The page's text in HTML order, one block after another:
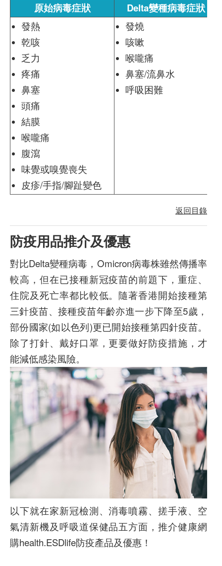
原始病毒症狀 Delta變種病毒症狀
發熱
乾咳
乏力
疼痛
鼻塞
頭痛
結膜
喉嚨痛
腹瀉
味覺或嗅覺喪失
皮疹/手指/腳趾變色
發燒
咳嗽
喉嚨痛
鼻塞/流鼻水
呼吸困難
返回目錄
防疫用品推介及優惠
對比Delta變種病毒，Omicron病毒株雖然傳播率
較高，但在已接種新冠疫苗的前題下，重症、
住院及死亡率都比較低。隨著香港開始接種第
三針疫苗、接種疫苗年齡亦進一步下降至5歲，
部份國家(如以色列)更已開始接種第四針疫苗。
除了打針、戴好口罩，更要做好防疫措施，才
能減低感染風險。
以下就在家新冠檢測、消毒噴霧、搓手液、空
氣清新機及呼吸道保健品五方面，推介健康網
購health.ESDlife防疫產品及優惠！